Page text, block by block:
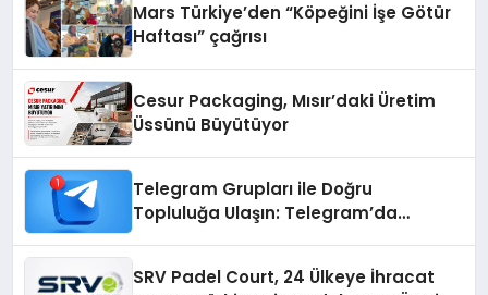
Mars Türkiye’den “Köpeğini İşe Götür
Haftası” çağrısı
Cesur Packaging, Mısır’daki Üretim
Üssünü Büyütüyor
Telegram Grupları ile Doğru
Topluluğa Ulaşın: Telegram’da
SRV Padel Court, 24 Ülkeye İhracat